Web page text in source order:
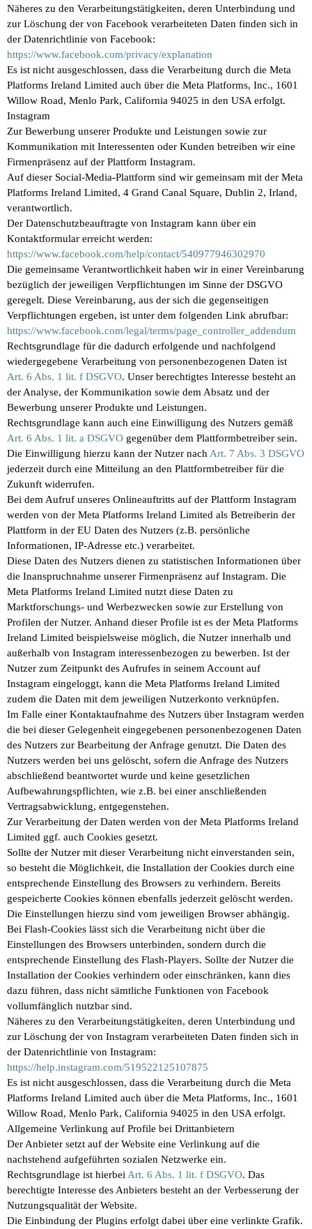
Näheres zu den Verarbeitungstätigkeiten, deren Unterbindung und
zur Löschung der von Facebook verarbeiteten Daten finden sich in
der Datenrichtlinie von Facebook:
https://www.facebook.com/privacy/explanation
Es ist nicht ausgeschlossen, dass die Verarbeitung durch die Meta
Platforms Ireland Limited auch über die Meta Platforms, Inc., 1601
Willow Road, Menlo Park, California 94025 in den USA erfolgt.
Instagram
Zur Bewerbung unserer Produkte und Leistungen sowie zur
Kommunikation mit Interessenten oder Kunden betreiben wir eine
Firmenpräsenz auf der Plattform Instagram.
Auf dieser Social-Media-Plattform sind wir gemeinsam mit der Meta
Platforms Ireland Limited, 4 Grand Canal Square, Dublin 2, Irland,
verantwortlich.
Der Datenschutzbeauftragte von Instagram kann über ein
Kontaktformular erreicht werden:
https://www.facebook.com/help/contact/540977946302970
Die gemeinsame Verantwortlichkeit haben wir in einer Vereinbarung
bezüglich der jeweiligen Verpflichtungen im Sinne der DSGVO
geregelt. Diese Vereinbarung, aus der sich die gegenseitigen
Verpflichtungen ergeben, ist unter dem folgenden Link abrufbar:
https://www.facebook.com/legal/terms/page_controller_addendum
Rechtsgrundlage für die dadurch erfolgende und nachfolgend
wiedergegebene Verarbeitung von personenbezogenen Daten ist
Art. 6 Abs. 1 lit. f DSGVO. Unser berechtigtes Interesse besteht an
der Analyse, der Kommunikation sowie dem Absatz und der
Bewerbung unserer Produkte und Leistungen.
Rechtsgrundlage kann auch eine Einwilligung des Nutzers gemäß
Art. 6 Abs. 1 lit. a DSGVO gegenüber dem Plattformbetreiber sein.
Die Einwilligung hierzu kann der Nutzer nach Art. 7 Abs. 3 DSGVO
jederzeit durch eine Mitteilung an den Plattformbetreiber für die
Zukunft widerrufen.
Bei dem Aufruf unseres Onlineauftritts auf der Plattform Instagram
werden von der Meta Platforms Ireland Limited als Betreiberin der
Plattform in der EU Daten des Nutzers (z.B. persönliche
Informationen, IP-Adresse etc.) verarbeitet.
Diese Daten des Nutzers dienen zu statistischen Informationen über
die Inanspruchnahme unserer Firmenpräsenz auf Instagram. Die
Meta Platforms Ireland Limited nutzt diese Daten zu
Marktforschungs- und Werbezwecken sowie zur Erstellung von
Profilen der Nutzer. Anhand dieser Profile ist es der Meta Platforms
Ireland Limited beispielsweise möglich, die Nutzer innerhalb und
außerhalb von Instagram interessenbezogen zu bewerben. Ist der
Nutzer zum Zeitpunkt des Aufrufes in seinem Account auf
Instagram eingeloggt, kann die Meta Platforms Ireland Limited
zudem die Daten mit dem jeweiligen Nutzerkonto verknüpfen.
Im Falle einer Kontaktaufnahme des Nutzers über Instagram werden
die bei dieser Gelegenheit eingegebenen personenbezogenen Daten
des Nutzers zur Bearbeitung der Anfrage genutzt. Die Daten des
Nutzers werden bei uns gelöscht, sofern die Anfrage des Nutzers
abschließend beantwortet wurde und keine gesetzlichen
Aufbewahrungspflichten, wie z.B. bei einer anschließenden
Vertragsabwicklung, entgegenstehen.
Zur Verarbeitung der Daten werden von der Meta Platforms Ireland
Limited ggf. auch Cookies gesetzt.
Sollte der Nutzer mit dieser Verarbeitung nicht einverstanden sein,
so besteht die Möglichkeit, die Installation der Cookies durch eine
entsprechende Einstellung des Browsers zu verhindern. Bereits
gespeicherte Cookies können ebenfalls jederzeit gelöscht werden.
Die Einstellungen hierzu sind vom jeweiligen Browser abhängig.
Bei Flash-Cookies lässt sich die Verarbeitung nicht über die
Einstellungen des Browsers unterbinden, sondern durch die
entsprechende Einstellung des Flash-Players. Sollte der Nutzer die
Installation der Cookies verhindern oder einschränken, kann dies
dazu führen, dass nicht sämtliche Funktionen von Facebook
vollumfänglich nutzbar sind.
Näheres zu den Verarbeitungstätigkeiten, deren Unterbindung und
zur Löschung der von Instagram verarbeiteten Daten finden sich in
der Datenrichtlinie von Instagram:
https://help.instagram.com/519522125107875
Es ist nicht ausgeschlossen, dass die Verarbeitung durch die Meta
Platforms Ireland Limited auch über die Meta Platforms, Inc., 1601
Willow Road, Menlo Park, California 94025 in den USA erfolgt.
Allgemeine Verlinkung auf Profile bei Drittanbietern
Der Anbieter setzt auf der Website eine Verlinkung auf die
nachstehend aufgeführten sozialen Netzwerke ein.
Rechtsgrundlage ist hierbei Art. 6 Abs. 1 lit. f DSGVO. Das
berechtigte Interesse des Anbieters besteht an der Verbesserung der
Nutzungsqualität der Website.
Die Einbindung der Plugins erfolgt dabei über eine verlinkte Grafik.